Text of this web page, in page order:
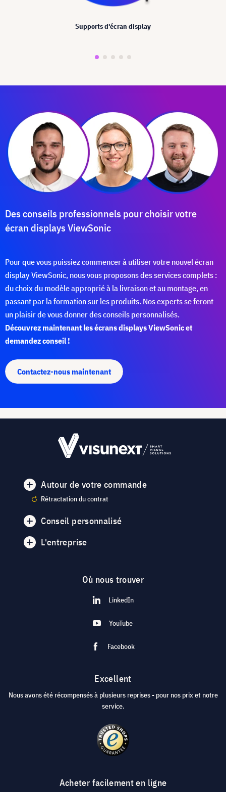
Supports d'écran display
Des conseils professionnels pour choisir votre
écran displays ViewSonic
Pour que vous puissiez commencer à utiliser votre nouvel écran
display ViewSonic, nous vous proposons des services complets :
du choix du modèle approprié à la livraison et au montage, en
passant par la formation sur les produits. Nos experts se feront
un plaisir de vous donner des conseils personnalisés.
Découvrez maintenant les écrans displays ViewSonic et
demandez conseil !
Contactez-nous maintenant
Autour de votre commande
Rétractation du contrat
Conseil personnalisé
L'entreprise
Où nous trouver
LinkedIn
YouTube
Facebook
Excellent
Nous avons été récompensés à plusieurs reprises - pour nos prix et notre
service.
Acheter facilement en ligne